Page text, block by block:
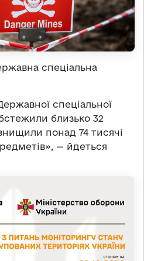
спеціальна
спеціальної
близько 32
понад 74 тисячі
— йдеться